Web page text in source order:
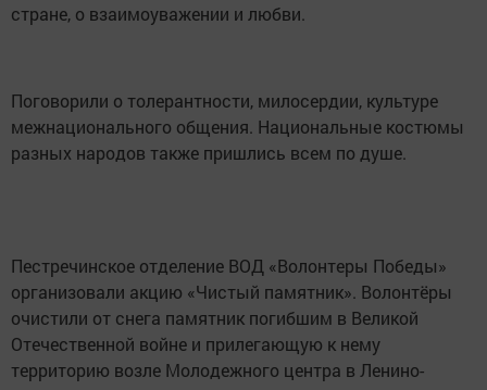
стране, о взаимоуважении и любви.
Поговорили о толерантности, милосердии, культуре
межнационального общения. Национальные костюмы
разных народов также пришлись всем по душе.
Пестречинское отделение ВОД «Волонтеры Победы»
организовали акцию «Чистый памятник». Волонтёры
очистили от снега памятник погибшим в Великой
Отечественной войне и прилегающую к нему
территорию возле Молодежного центра в Ленино-